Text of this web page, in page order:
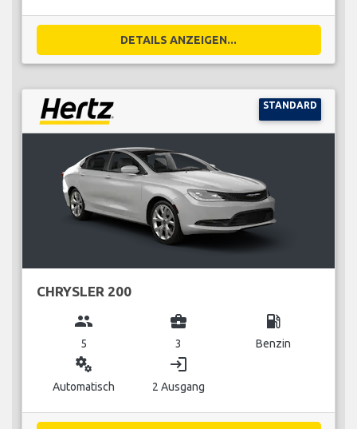
DETAILS ANZEIGEN...
STANDARD
CHRYSLER 200
group
5
business_center
3
local_gas_station
Benzin
miscellaneous_services
Automatisch
login
2 Ausgang